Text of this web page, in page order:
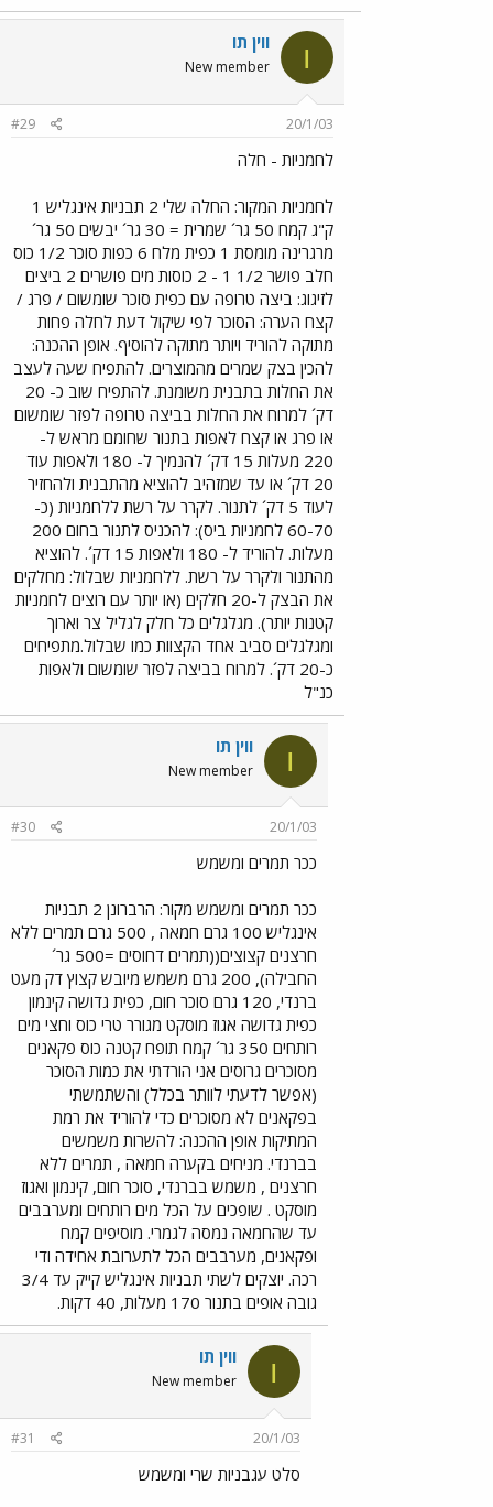
ו ווין תו
New member
20/1/03
#29
לחמניות - חלה
לחמניות המקור: החלה שלי 2 תבניות אינגליש 1
ק"ג קמח 50 גר´ שמרית = 30 גר´ יבשים 50 גר´
מרגרינה מומסת 1 כפית מלח 6 כפות סוכר 1/2 כוס
חלב פושר 1/2 1 - 2 כוסות מים פושרים 2 ביצים
לזיגוג: ביצה טרופה עם כפית סוכר שומשום / פרג /
קצח הערה: הסוכר לפי שיקול דעת לחלה פחות
מתוקה להוריד ויותר מתוקה להוסיף. אופן ההכנה:
להכין בצק שמרים מהמוצרים. להתפיח שעה לעצב
את החלות בתבנית משומנת. להתפיח שוב כ- 20
דק´ למרוח את החלות בביצה טרופה לפזר שומשום
או פרג או קצח לאפות בתנור שחומם מראש ל-
220 מעלות 15 דק´ להנמיך ל- 180 ולאפות עוד
20 דק´ או עד שמזהיב להוציא מהתבנית ולהחזיר
לעוד 5 דק´ לתנור. לקרר על רשת ללחמניות (כ-
60-70 לחמניות ביס): להכניס לתנור בחום 200
מעלות. להוריד ל- 180 ולאפות 15 דק´. להוציא
מהתנור ולקרר על רשת. ללחמניות שבלול: מחלקים
את הבצק ל-20 חלקים (או יותר עם רוצים לחמניות
קטנות יותר). מגלגלים כל חלק לגליל צר וארוך
ומגלגלים סביב אחד הקצוות כמו שבלול.מתפיחים
כ-20 דק´. למרוח בביצה לפזר שומשום ולאפות
כנ"ל
ו ווין תו
New member
20/1/03
#30
ככר תמרים ומשמש
ככר תמרים ומשמש מקור: הרברונן 2 תבניות
אינגליש 100 גרם חמאה , 500 גרם תמרים ללא
חרצנים קצוצים((תמרים דחוסים =500 גר´
החבילה), 200 גרם משמש מיובש קצוץ דק מעט
ברנדי, 120 גרם סוכר חום, כפית גדושה קינמון
כפית גדושה אגוז מוסקט מגורר טרי כוס וחצי מים
רותחים 350 גר´ קמח תופח קטנה כוס פקאנים
מסוכרים גרוסים אני הורדתי את כמות הסוכר
(אפשר לדעתי לוותר בכלל) והשתמשתי
בפקאנים לא מסוכרים כדי להוריד את רמת
המתיקות אופן ההכנה: להשרות משמשים
בברנדי. מניחים בקערה חמאה , תמרים ללא
חרצנים , משמש בברנדי, סוכר חום, קינמון ואגוז
מוסקט . שופכים על הכל מים רותחים ומערבבים
עד שהחמאה נמסה לגמרי. מוסיפים קמח
ופקאנים, מערבבים הכל לתערובת אחידה ודי
רכה. יוצקים לשתי תבניות אינגליש קייק עד 3/4
גובה אופים בתנור 170 מעלות, 40 דקות.
ו ווין תו
New member
20/1/03
#31
סלט עגבניות שרי ומשמש